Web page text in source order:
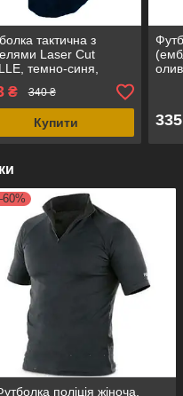
тактична з
Laser Cut
темно-синя,
стрейч-котон, UA
₴ 340 ₴
Купити 335
поліція жіноча,